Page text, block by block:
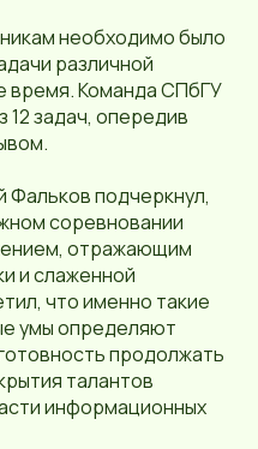
необходимо было
различной
время. Команда СПбГУ
12 задач, опередив
Фальков подчеркнул,
соревновании
отражающим
и слаженной
что именно такие
умы определяют
продолжать
талантов
информационных